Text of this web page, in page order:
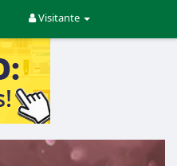
Visitante